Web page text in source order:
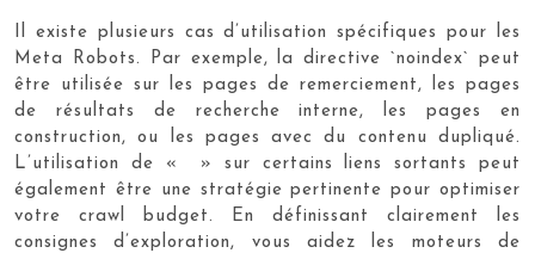
Il existe plusieurs cas d’utilisation spécifiques pour les
Meta Robots. Par exemple, la directive `noindex` peut
être utilisée sur les pages de remerciement, les pages
de résultats de recherche interne, les pages en
construction, ou les pages avec du contenu dupliqué.
L’utilisation de « » sur certains liens sortants peut
également être une stratégie pertinente pour optimiser
votre crawl budget. En définissant clairement les
consignes d’exploration, vous aidez les moteurs de